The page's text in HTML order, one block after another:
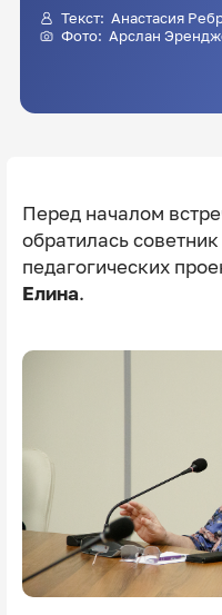
Текст: Анастасия
Фото: Арслан
Перед началом
обратилась
педагогических
Елина.